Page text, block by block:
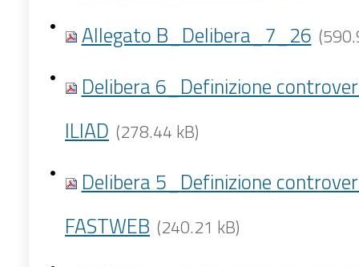
Allegato B_Delibera_7_26
Delibera 6_Definizione
ILIAD (278.44 kB)
Delibera 5_Definizione
FASTWEB (240.21 kB)